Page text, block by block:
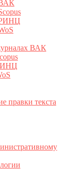
ВАК
РИНЦ
ВАК
правки текста